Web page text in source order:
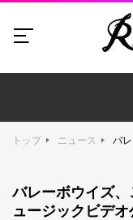
トップ ニュース バレ
バレーボウイズ
ュージックビデオ